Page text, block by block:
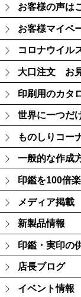
お客様の声は
お客様マイペ
コロナウイル
大口注文 お
印刷用のカタ
世界に一つだ
ものしりコー
一般的な作成
印鑑を100倍
メディア掲載
新製品情報
印鑑・実印の
店長ブログ
イベント情報